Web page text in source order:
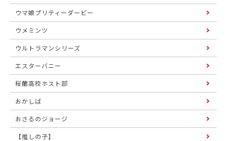
ウマ娘プリティーダービー
ウメミンツ
ウルトラマンシリーズ
エスターバニー
桜蘭高校ホスト部
おかしば
おさるのジョージ
【推しの子】